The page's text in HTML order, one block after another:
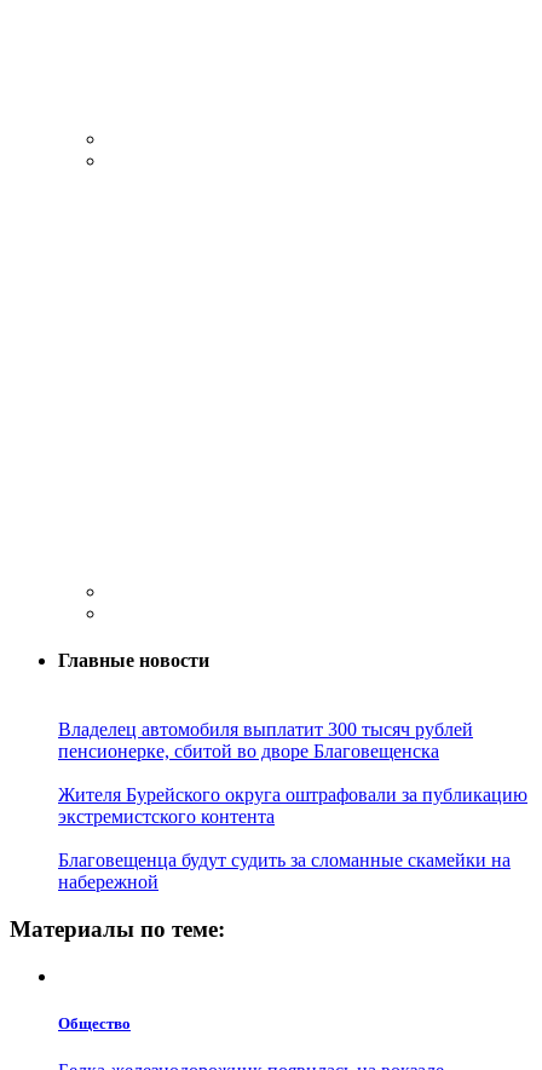
Главные новости
Владелец автомобиля выплатит 300 тысяч рублей
пенсионерке, сбитой во дворе Благовещенска
Жителя Бурейского округа оштрафовали за публикацию
экстремистского контента
Благовещенца будут судить за сломанные скамейки на
набережной
Материалы по теме:
Общество